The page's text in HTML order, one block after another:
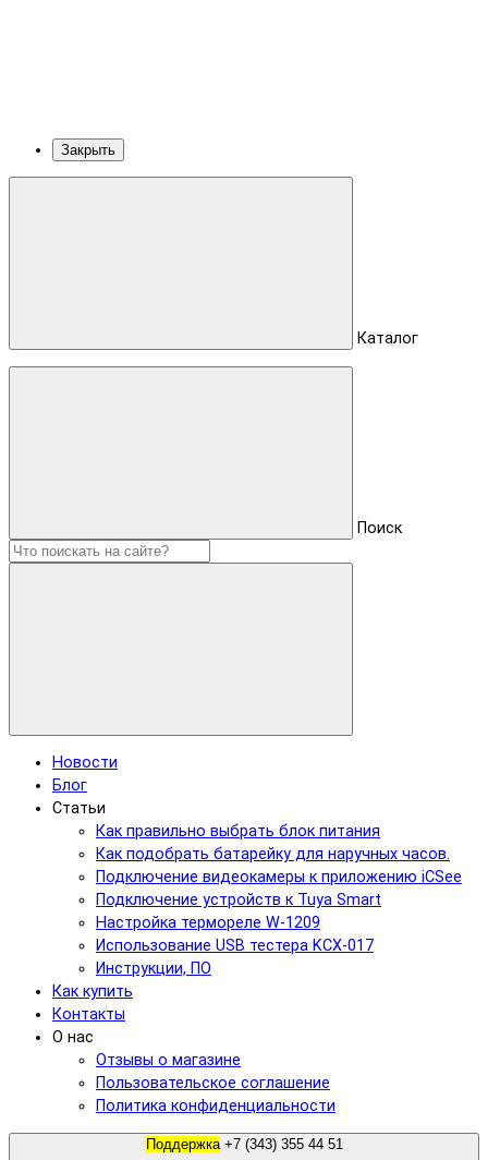
Закрыть
Каталог
Поиск
Новости
Блог
Статьи
Как правильно выбрать блок питания
Как подобрать батарейку для наручных часов.
Подключение видеокамеры к приложению iCSee
Подключение устройств к Tuya Smart
Настройка термореле W-1209
Использование USB тестера KCX-017
Инструкции, ПО
Как купить
Контакты
О нас
Отзывы о магазине
Пользовательское соглашение
Политика конфиденциальности
Поддержка +7 (343) 355 44 51